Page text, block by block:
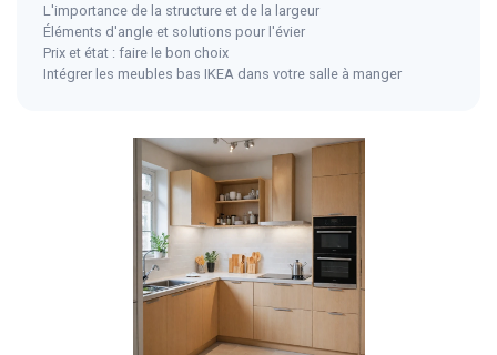
L'importance de la structure et de la largeur
Éléments d'angle et solutions pour l'évier
Prix et état : faire le bon choix
Intégrer les meubles bas IKEA dans votre salle à manger